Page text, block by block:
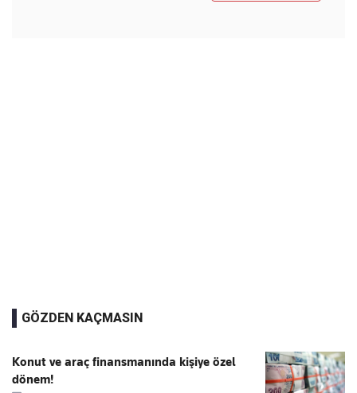
GÖZDEN KAÇMASIN
Konut ve araç finansmanında kişiye özel
dönem!